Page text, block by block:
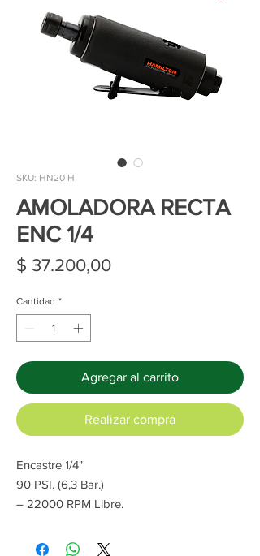
SKU: HN20 H
AMOLADORA RECTA
ENC 1/4
$ 37.200,00Precio
Cantidad *
Agregar al carrito
Realizar compra
Encastre 1/4"
90 PSI. (6,3 Bar.)
– 22000 RPM Libre.
– Consumo de aire: 85 l/min.